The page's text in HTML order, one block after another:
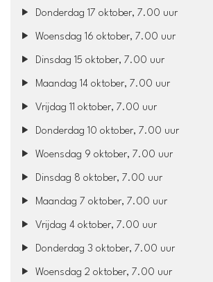
Donderdag 17 oktober, 7.00 uur
Woensdag 16 oktober, 7.00 uur
Dinsdag 15 oktober, 7.00 uur
Maandag 14 oktober, 7.00 uur
Vrijdag 11 oktober, 7.00 uur
Donderdag 10 oktober, 7.00 uur
Woensdag 9 oktober, 7.00 uur
Dinsdag 8 oktober, 7.00 uur
Maandag 7 oktober, 7.00 uur
Vrijdag 4 oktober, 7.00 uur
Donderdag 3 oktober, 7.00 uur
Woensdag 2 oktober, 7.00 uur